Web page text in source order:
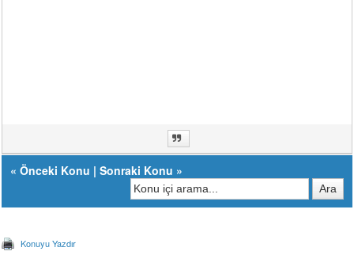
«Önceki Konu |Sonraki Konu »
Konuyu Yazdır